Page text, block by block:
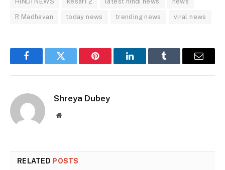
R Madhavan today news trending news viral news
FacebookTwitter Pinterest LinkedInTumblr Email
Shreya Dubey
Website
RELATED POSTS